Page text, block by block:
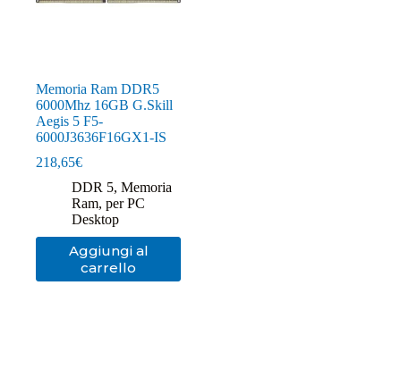
Memoria Ram DDR5
6000Mhz 16GB G.Skill
Aegis 5 F5-
6000J3636F16GX1-IS
218,65€
DDR 5, Memoria
Ram, per PC
Desktop
Aggiungi al
carrello